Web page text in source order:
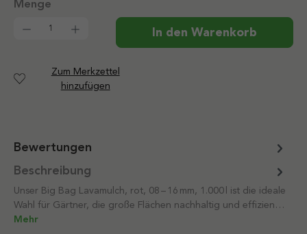
Produkt Anzahl: Gib den gewünschten Wert ein
In den Warenkorb
Zum Merkzettel
hinzufügen
Bewertungen
Beschreibung
Unser Big Bag Lavamulch, rot, 08 – 16 mm, 1.000 l ist die ideale
Wahl für Gärtner, die große Flächen nachhaltig und effizien…
Mehr